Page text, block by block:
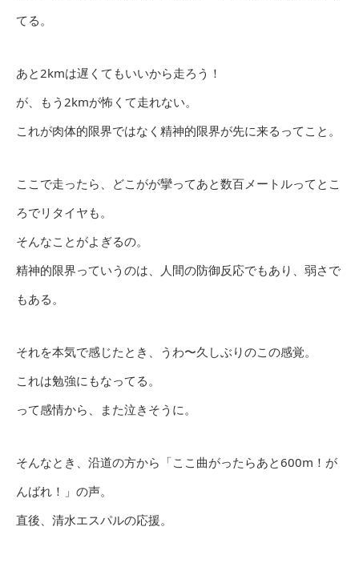
てる。
あと2kmは遅くてもいいから走ろう！
が、もう2kmが怖くて走れない。
これが肉体的限界ではなく精神的限界が先に来るってこと。
ここで走ったら、どこがが攣ってあと数百メートルってとこ
ろでリタイヤも。
そんなことがよぎるの。
精神的限界っていうのは、人間の防御反応でもあり、弱さで
もある。
それを本気で感じたとき、うわ〜久しぶりのこの感覚。
これは勉強にもなってる。
って感情から、また泣きそうに。
そんなとき、沿道の方から「ここ曲がったらあと600m！が
んばれ！」の声。
直後、清水エスパルの応援。